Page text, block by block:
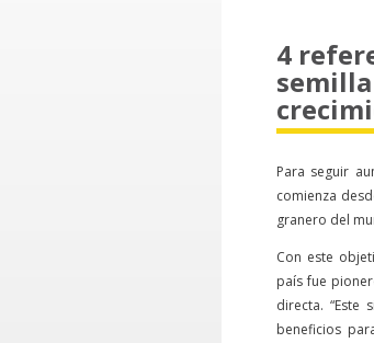
4
Para seguir
comienza
granero del
Con este
país fue
directa. “Este
beneficios